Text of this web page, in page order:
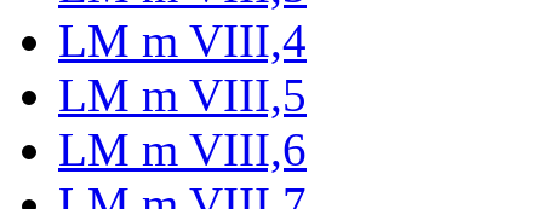
LM m VIII,4
LM m VIII,5
LM m VIII,6